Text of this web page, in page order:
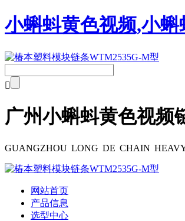
小蝌蚪黄色视频,小

广州小蝌蚪黄色视频
GUANGZHOU LONG DE CHAIN
网站首页
产品信息
选型中心